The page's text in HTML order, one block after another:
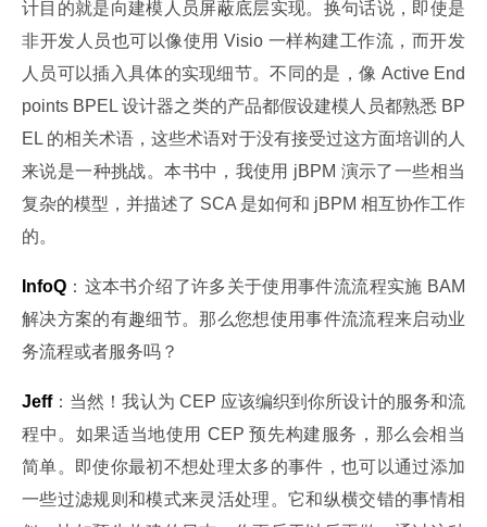
计目的就是向建模人员屏蔽底层实现。换句话说，即使是
非开发人员也可以像使用 Visio 一样构建工作流，而开发
人员可以插入具体的实现细节。不同的是，像 Active End
points BPEL 设计器之类的产品都假设建模人员都熟悉 BP
EL 的相关术语，这些术语对于没有接受过这方面培训的人
来说是一种挑战。本书中，我使用 jBPM 演示了一些相当
复杂的模型，并描述了 SCA 是如何和 jBPM 相互协作工作
的。
InfoQ ：这本书介绍了许多关于使用事件流流程实施 BAM
解决方案的有趣细节。那么您想使用事件流流程来启动业
务流程或者服务吗？
Jeff：当然！我认为 CEP 应该编织到你所设计的服务和流
程中。如果适当地使用 CEP 预先构建服务，那么会相当
简单。即使你最初不想处理太多的事件，也可以通过添加
一些过滤规则和模式来灵活处理。它和纵横交错的事情相